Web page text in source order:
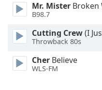
dialog
window.
Mr. Mister Broken
B98.7
Cutting Crew(I
Throwback 80s
Cher Believe
WLS-FM